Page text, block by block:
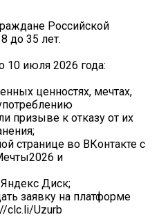
Российской
до 35 лет.
10 июля 2026 года:
ценностях, мечтах,
призыве к отказу от их
странице во ВКонтакте с
и
Яндекс Диск;
заявку на платформе
clc.li/Uzurb